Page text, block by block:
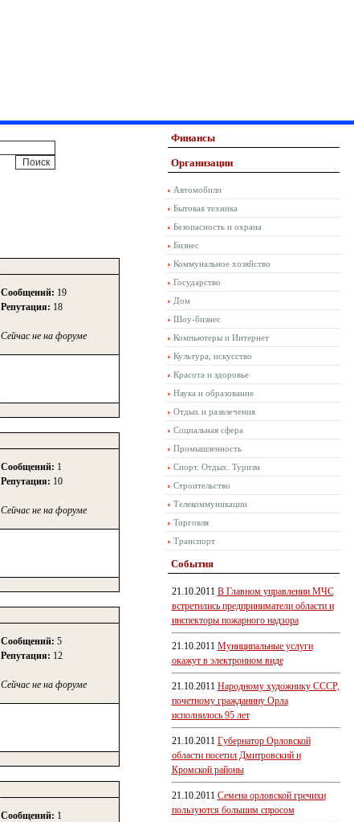
Сообщений: 19
Репутация: 18
Сейчас не на форуме
Сообщений: 1
Репутация: 10
Сейчас не на форуме
Сообщений: 5
Репутация: 12
Сейчас не на форуме
Сообщений: 1
Финансы
Организации
Автомобили
Бытовая техника
Безопасность и охрана
Бизнес
Коммунальное хозяйство
Государство
Дом
Шоу-бизнес
Компьютеры и Интернет
Культура, искусство
Красота и здоровье
Наука и образование
Отдых и развлечения
Социальная сфера
Промышленность
Спорт. Отдых. Туризм
Строительство
Телекоммуникации
Торговля
Транспорт
События
21.10.2011 В Главном управлении МЧС
встретились предприниматели области и
инспекторы пожарного надзора
21.10.2011 Муниципальные услуги
окажут в электронном виде
21.10.2011 Народному художнику СССР,
почетному гражданину Орла
исполнилось 95 лет
21.10.2011 Губернатор Орловской
области посетил Дмитровский и
Кромской районы
21.10.2011 Семена орловской гречихи
пользуются большим спросом